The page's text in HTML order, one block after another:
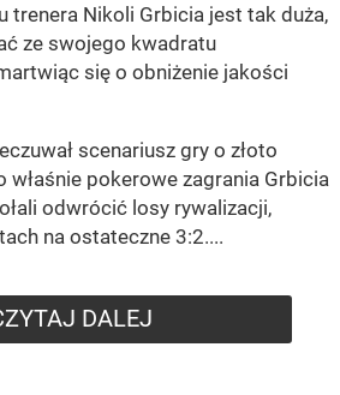
trenera Nikoli Grbicia jest tak duża,
ze swojego kwadratu
się o obniżenie jakości
scenariusz gry o złoto
właśnie pokerowe zagrania Grbicia
odwrócić losy rywalizacji,
na ostateczne 3:2....
DALEJ